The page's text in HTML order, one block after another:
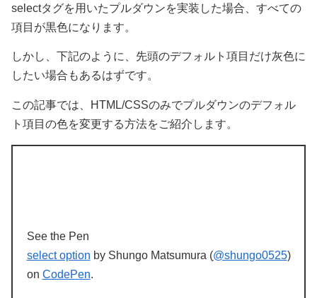
selectタグを用いたプルダウンを実装した場合、すべての
項目が黒色になります。
しかし、下記のように、先頭のデフォルト項目だけ灰色に
したい場合もあるはずです。
この記事では、HTML/CSSのみでプルダウンのデフォル
ト項目の色を変更する方法をご紹介します。
See the Pen
select option by Shungo Matsumura (@shungo0525)
on CodePen.